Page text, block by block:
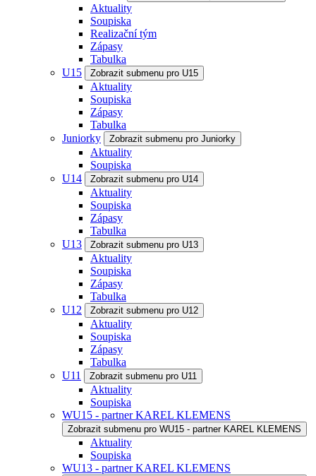
Aktuality
Soupiska
Realizační tým
Zápasy
Tabulka
U15
Zobrazit submenu pro U15
Aktuality
Soupiska
Zápasy
Tabulka
Juniorky
Zobrazit submenu pro Juniorky
Aktuality
Soupiska
U14
Zobrazit submenu pro U14
Aktuality
Soupiska
Zápasy
Tabulka
U13
Zobrazit submenu pro U13
Aktuality
Soupiska
Zápasy
Tabulka
U12
Zobrazit submenu pro U12
Aktuality
Soupiska
Zápasy
Tabulka
U11
Zobrazit submenu pro U11
Aktuality
Soupiska
WU15 - partner KAREL KLEMENS
Zobrazit submenu pro WU15 - partner KAREL KLEMENS
Aktuality
Soupiska
WU13 - partner KAREL KLEMENS